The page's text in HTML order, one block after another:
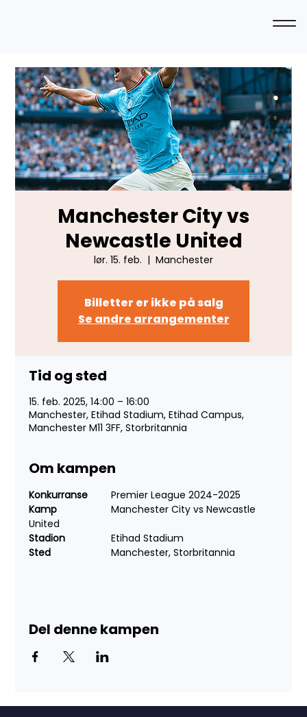
Manchester City vs
Newcastle United
lør. 15. feb.
  |
Manchester
Billetter er ikke på salg
Se andre arrangementer
Tid og sted
15. feb. 2025, 14:00 – 16:00
Manchester, Etihad Stadium, Etihad Campus,
Manchester M11 3FF, Storbritannia
Om kampen
Konkurranse
	Premier League 2024-2025
	Manchester City vs Newcastle
United
Stadion
		Etihad Stadium
		Manchester, Storbritannia
Del denne kampen